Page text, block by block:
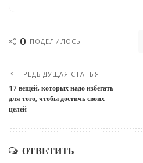
0 ПОДЕЛИЛОСЬ
ПРЕДЫДУЩАЯ СТАТЬЯ
17 вещей, которых надо избегать
для того, чтобы достичь своих
целей
ОТВЕТИТЬ